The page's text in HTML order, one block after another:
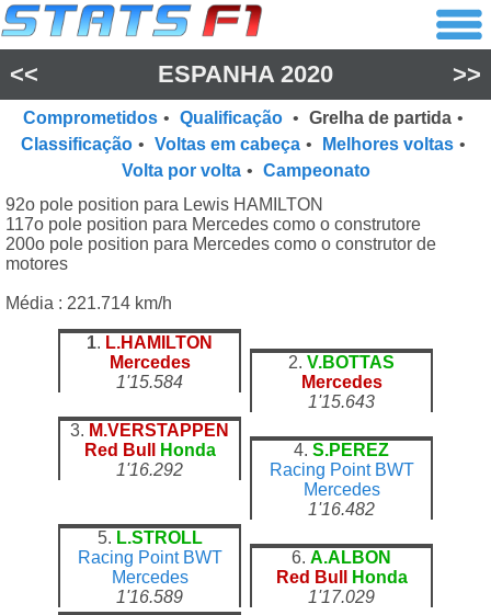
<< ESPANHA 2020 >>
Comprometidos • Qualificação • Grelha de partida •
Classificação • Voltas em cabeça • Melhores voltas •
Volta por volta • Campeonato
92o pole position para Lewis HAMILTON
117o pole position para Mercedes como o construtore
200o pole position para Mercedes como o construtor de
motores
Média : 221.714 km/h
1. L.HAMILTON
Mercedes
1'15.584
2. V.BOTTAS
Mercedes
1'15.643
3. M.VERSTAPPEN
Red Bull
Honda
1'16.292
4. S.PEREZ
Racing Point BWT
Mercedes
1'16.482
5. L.STROLL
Racing Point BWT
Mercedes
1'16.589
6. A.ALBON
Red Bull
Honda
1'17.029